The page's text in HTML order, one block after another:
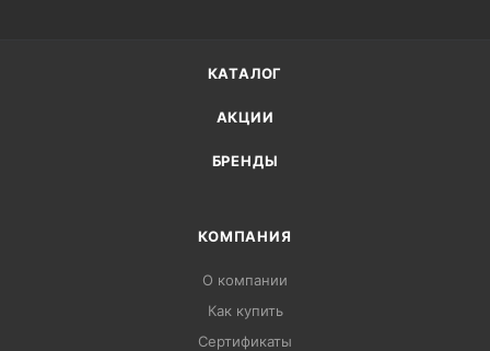
КАТАЛОГ
АКЦИИ
БРЕНДЫ
КОМПАНИЯ
О компании
Как купить
Сертификаты